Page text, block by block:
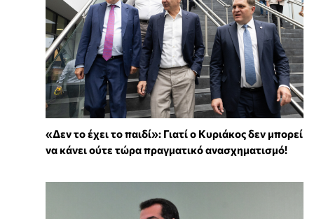
«Δεν το έχει το παιδί»: Γιατί ο Κυριάκος δεν μπορεί
να κάνει ούτε τώρα πραγματικό ανασχηματισμό!